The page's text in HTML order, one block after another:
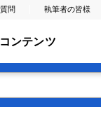
問 執筆者の皆様
ンテンツ